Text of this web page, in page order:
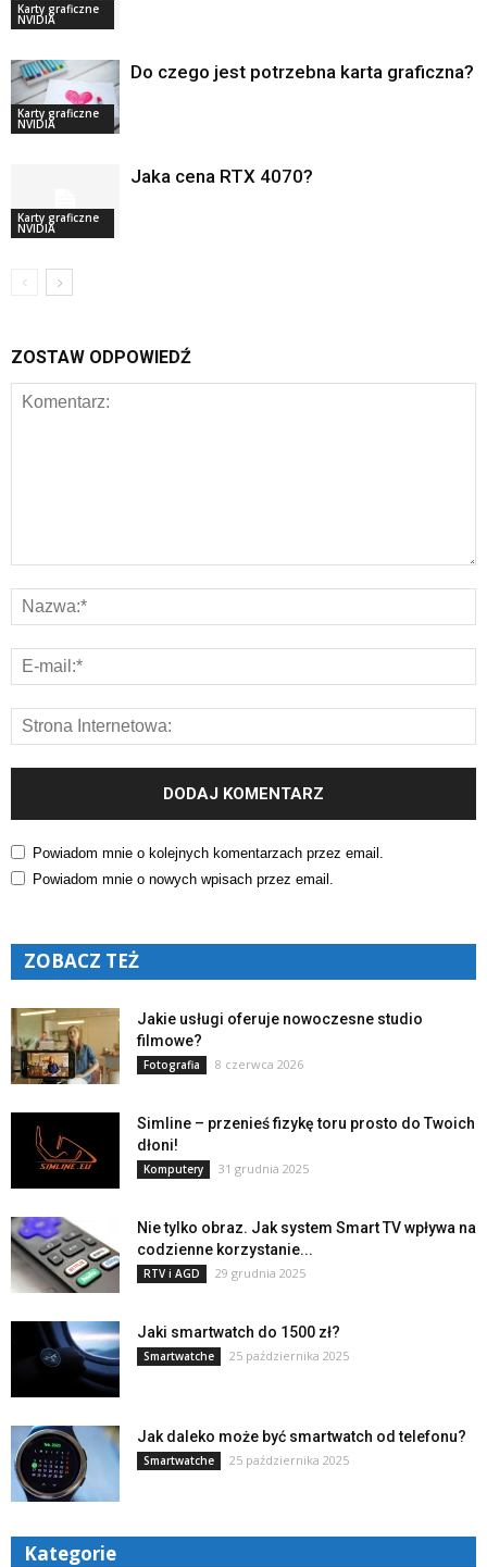
Karty graficzne
NVIDIA
Karty graficzne
NVIDIA
Do czego jest potrzebna karta graficzna?
Karty graficzne
NVIDIA
Jaka cena RTX 4070?
ZOSTAW ODPOWIEDŹ
Powiadom mnie o kolejnych komentarzach przez email.
Powiadom mnie o nowych wpisach przez email.
ZOBACZ TEŻ
Jakie usługi oferuje nowoczesne studio
filmowe?
Fotografia 8 czerwca 2026
Simline – przenieś fizykę toru prosto do Twoich
dłoni!
Komputery 31 grudnia 2025
Nie tylko obraz. Jak system Smart TV wpływa na
codzienne korzystanie...
RTV i AGD 29 grudnia 2025
Jaki smartwatch do 1500 zł?
Smartwatche 25 października 2025
Jak daleko może być smartwatch od telefonu?
Smartwatche 25 października 2025
Kategorie